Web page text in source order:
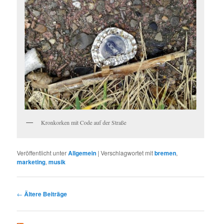
Kronkorken mit Code auf der Straße
Veröffentlicht unterAllgemein |Verschlagwortet mitbremen,
marketing,musik
Beitragsnavigation
← Ältere Beiträge